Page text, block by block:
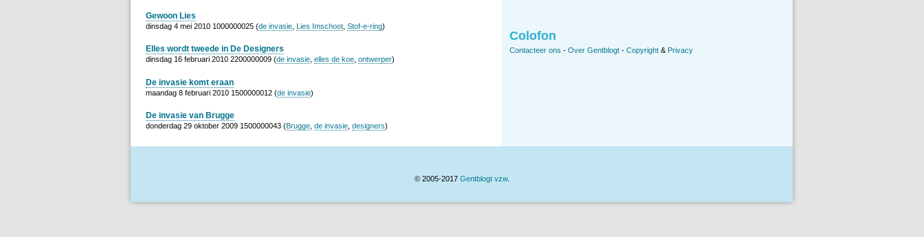
Gewoon Lies
dinsdag 4 mei 2010 1000000025 (de invasie Lies Imschoot Stof-e-ring)
Elles wordt tweede in De Designers
dinsdag 16 februari 2010 2200000009 (de invasie, elles de koe, ontwerper)
De invasie komt eraan
maandag 8 februari 2010 1500000012 (de invasie)
De invasie van Brugge
donderdag 29 oktober 2009 1500000043 (Brugge de invasie designers)
Colofon
Contacteer ons - Over Gentblogt - Copyright & Privacy
© 2005-2017 Gentblogt vzw.